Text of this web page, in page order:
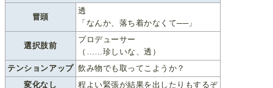
冒頭
透
「なんか、落ち着かなくて──」
選択肢前
プロデューサー
（……珍しいな、透）
テンションアップ 飲み物でも取ってこようか？
変化なし
程よい緊張が結果を出したりもするぞ